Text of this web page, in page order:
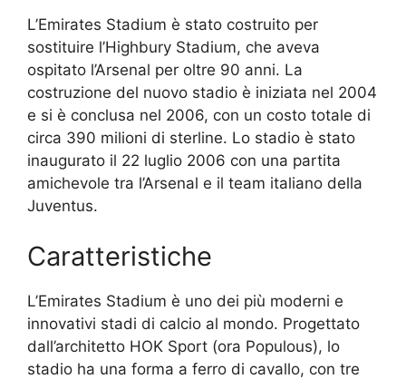
L’Emirates Stadium è stato costruito per
sostituire l’Highbury Stadium, che aveva
ospitato l’Arsenal per oltre 90 anni. La
costruzione del nuovo stadio è iniziata nel 2004
e si è conclusa nel 2006, con un costo totale di
circa 390 milioni di sterline. Lo stadio è stato
inaugurato il 22 luglio 2006 con una partita
amichevole tra l’Arsenal e il team italiano della
Juventus.
Caratteristiche
L’Emirates Stadium è uno dei più moderni e
innovativi stadi di calcio al mondo. Progettato
dall’architetto HOK Sport (ora Populous), lo
stadio ha una forma a ferro di cavallo, con tre